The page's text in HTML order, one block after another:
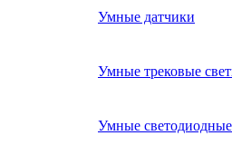
Умные датчики
Умные трековые
Умные